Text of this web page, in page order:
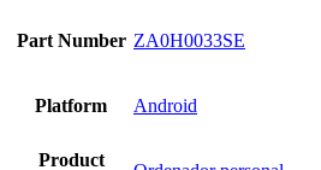
Part Number ZA0H0033SE
Platform Android
Product